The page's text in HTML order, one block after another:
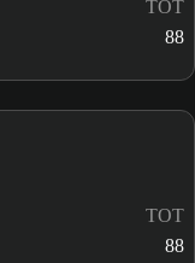
TOT
88
TOT
88